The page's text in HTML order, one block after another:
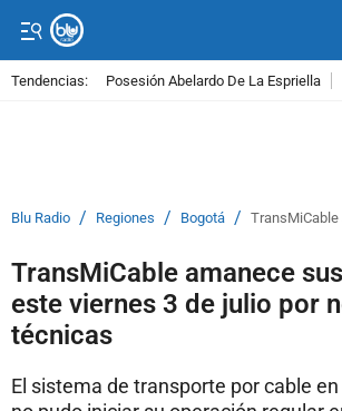
Tendencias: Posesión Abelardo De La Espriella
Blu Radio / Regiones / Bogotá /
TransMiCable amanece
este viernes 3 de julio por
técnicas
El sistema de transporte por cable